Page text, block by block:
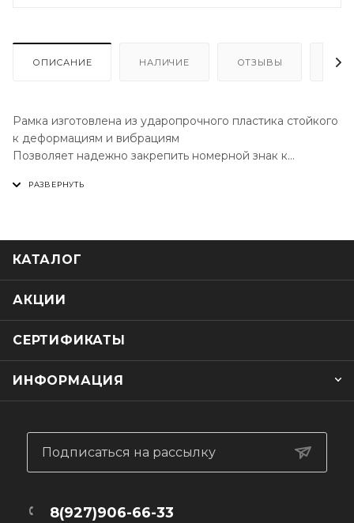
ОПИСАНИЕ НАЛИЧИЕ ОТЗЫВЫ
Рамка изготовлена из ударопрочного пластика стойкого
к деформациям и вибрациям
Позволяет надежно закрепить номерной знак к
отверстий в номере.
КАТАЛОГ
АКЦИИ
СЕРТИФИКАТЫ
ИНФОРМАЦИЯ
Подписаться на рассылку
8(927)906-66-33